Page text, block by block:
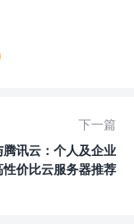
下一篇
讯云：个人及企业
价比云服务器推荐